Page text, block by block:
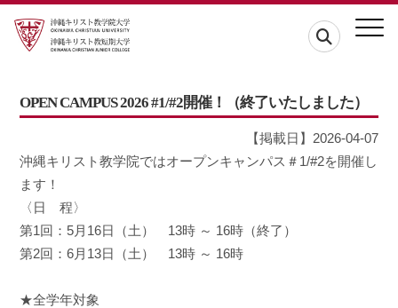
OPEN CAMPUS 2026 #1/#2開催！（終了いたしました）
【掲載日】2026-04-07
沖縄キリスト教学院ではオープンキャンパス＃1/#2を開催し
ます！
〈日 程〉
第1回：5月16日（土） 13時 ～ 16時（終了）
第2回：6月13日（土） 13時 ～ 16時
★全学年対象